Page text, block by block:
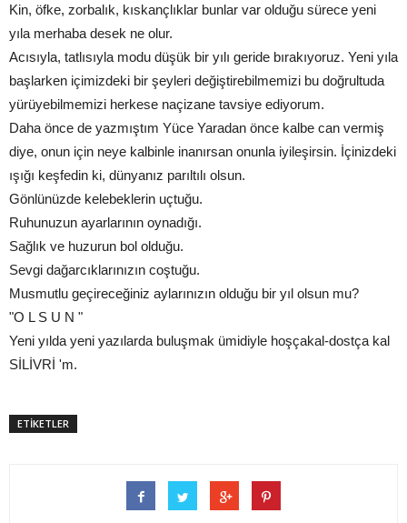
Kin, öfke, zorbalık, kıskançlıklar bunlar var olduğu sürece yeni
yıla merhaba desek ne olur.
Acısıyla, tatlısıyla modu düşük bir yılı geride bırakıyoruz. Yeni yıla
başlarken içimizdeki bir şeyleri değiştirebilmemizi bu doğrultuda
yürüyebilmemizi herkese naçizane tavsiye ediyorum.
Daha önce de yazmıştım Yüce Yaradan önce kalbe can vermiş
diye, onun için neye kalbinle inanırsan onunla iyileşirsin. İçinizdeki
ışığı keşfedin ki, dünyanız parıltılı olsun.
Gönlünüzde kelebeklerin uçtuğu.
Ruhunuzun ayarlarının oynadığı.
Sağlık ve huzurun bol olduğu.
Sevgi dağarcıklarınızın coştuğu.
Musmutlu geçireceğiniz aylarınızın olduğu bir yıl olsun mu?
"O L S U N "
Yeni yılda yeni yazılarda buluşmak ümidiyle hoşçakal-dostça kal
SİLİVRİ 'm.
ETİKETLER